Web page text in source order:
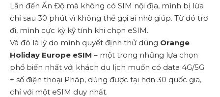
Lần đến Ấn Độ mà không có SIM nội địa, mình bị lừa
chỉ sau 30 phút vì không thể gọi ai nhờ giúp. Từ đó trở
đi, mình cực kỳ kỹ tính khi chọn eSIM.
Và đó là lý do mình quyết định thử dùng Orange
Holiday Europe eSIM – một trong những lựa chọn
phổ biến nhất với khách du lịch muốn có data 4G/5G
+ số điện thoại Pháp, dùng được tại hơn 30 quốc gia,
chỉ với một eSIM duy nhất.